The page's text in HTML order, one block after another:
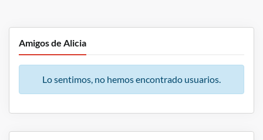
Amigos de Alicia
Lo sentimos, no hemos encontrado usuarios.